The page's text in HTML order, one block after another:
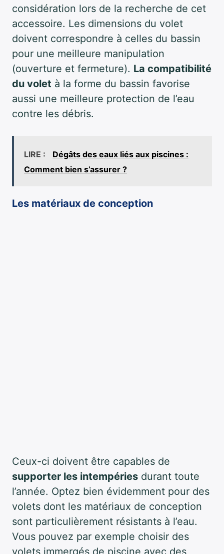
considération lors de la recherche de cet
accessoire. Les dimensions du volet
doivent correspondre à celles du bassin
pour une meilleure manipulation
(ouverture et fermeture). La compatibilité
du volet à la forme du bassin favorise
aussi une meilleure protection de l’eau
contre les débris.
LIRE :
Dégâts des eaux liés aux piscines :
Comment bien s’assurer ?
Les matériaux de conception
Ceux-ci doivent être capables de
supporter les intempéries durant toute
l’année. Optez bien évidemment pour des
volets dont les matériaux de conception
sont particulièrement résistants à l’eau.
Vous pouvez par exemple choisir des
volets immergés de piscine avec des